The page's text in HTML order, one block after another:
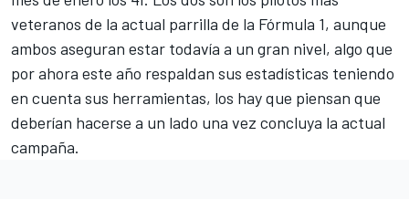
veteranos de la actual parrilla de la Fórmula 1, aunque
ambos aseguran estar todavía a un gran nivel, algo que
por ahora este año respaldan sus estadísticas teniendo
en cuenta sus herramientas, los hay que piensan que
deberían hacerse a un lado una vez concluya la actual
campaña.